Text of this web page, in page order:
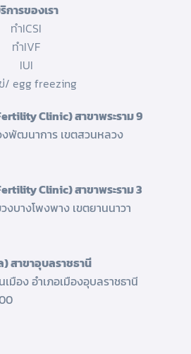
การของเรา
ทำICSI
ทำIVF
IUI
/ egg freezing
Clinic) สาขาพระราม 9
งพัฒนาการ เขตสวนหลวง
Clinic) สาขาพระราม 3
บางโพงพาง เขตยานนาวา
) สาขาอุบลราชธานี
มือง อำเภอเมืองอุบลราชธานี